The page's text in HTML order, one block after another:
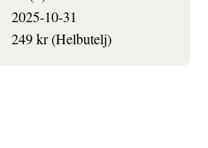
2025-10-31
249 kr (Helbutelj)